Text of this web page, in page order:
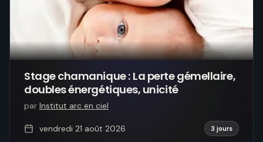
Stage chamanique : La perte gémellaire,
doubles énergétiques, unicité
par Institut arc en ciel
vendredi 21 août 2026 3 jours